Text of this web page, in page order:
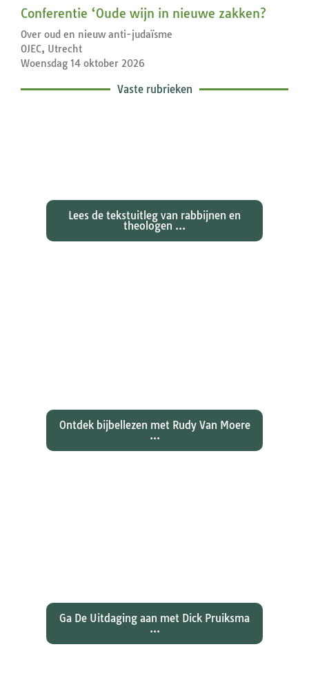
Conferentie ‘Oude wijn in nieuwe zakken?
Over oud en nieuw anti-judaïsme
OJEC, Utrecht
Woensdag 14 oktober 2026
Vaste rubrieken
Lees de tekstuitleg van rabbijnen en
theologen ...
Ontdek bijbellezen met Rudy Van Moere
...
Ga De Uitdaging aan met Dick Pruiksma
...